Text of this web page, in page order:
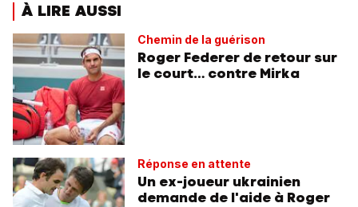
À LIRE AUSSI
Chemin de la guérison
Roger Federer de retour sur
le court… contre Mirka
Réponse en attente
Un ex-joueur ukrainien
demande de l'aide à Roger